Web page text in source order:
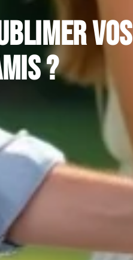
vos
?